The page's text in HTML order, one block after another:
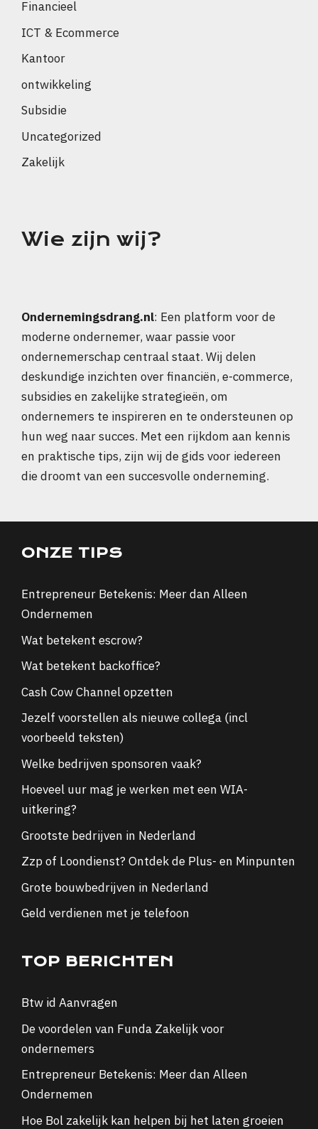
Financieel
ICT & Ecommerce
Kantoor
ontwikkeling
Subsidie
Uncategorized
Zakelijk
Wie zijn wij?
Ondernemingsdrang.nl: Een platform voor de
moderne ondernemer, waar passie voor
ondernemerschap centraal staat. Wij delen
deskundige inzichten over financiën, e-commerce,
subsidies en zakelijke strategieën, om
ondernemers te inspireren en te ondersteunen op
hun weg naar succes. Met een rijkdom aan kennis
en praktische tips, zijn wij de gids voor iedereen
die droomt van een succesvolle onderneming.
ONZE TIPS
Entrepreneur Betekenis: Meer dan Alleen
Ondernemen
Wat betekent escrow?
Wat betekent backoffice?
Cash Cow Channel opzetten
Jezelf voorstellen als nieuwe collega (incl
voorbeeld teksten)
Welke bedrijven sponsoren vaak?
Hoeveel uur mag je werken met een WIA-
uitkering?
Grootste bedrijven in Nederland
Zzp of Loondienst? Ontdek de Plus- en Minpunten
Grote bouwbedrijven in Nederland
Geld verdienen met je telefoon
TOP BERICHTEN
Btw id Aanvragen
De voordelen van Funda Zakelijk voor
ondernemers
Entrepreneur Betekenis: Meer dan Alleen
Ondernemen
Hoe Bol zakelijk kan helpen bij het laten groeien